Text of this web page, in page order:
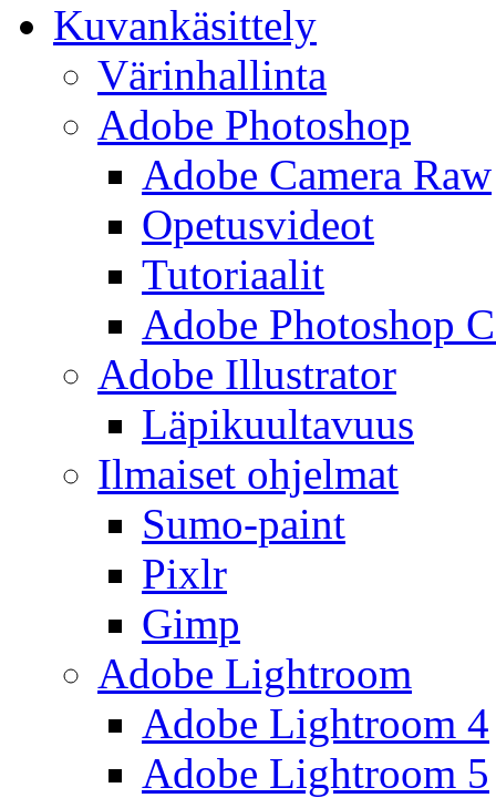
Kuvankäsittely
Värinhallinta
Adobe Photoshop
Adobe Camera Raw
Opetusvideot
Tutoriaalit
Adobe Photoshop
Adobe Illustrator
Läpikuultavuus
Ilmaiset ohjelmat
Sumo-paint
Pixlr
Gimp
Adobe Lightroom
Adobe Lightroom 4
Adobe Lightroom 5